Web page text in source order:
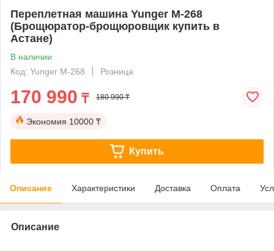
Переплетная машина Yunger М-268
(Брощюратор-брощюровщик купить в
Астане)
В наличии
Код: Yunger М-268
Розница
170 990 ₸ 180 990 ₸
Экономия 10000 ₸
Купить
Описание Характеристики Доставка Оплата
Описание